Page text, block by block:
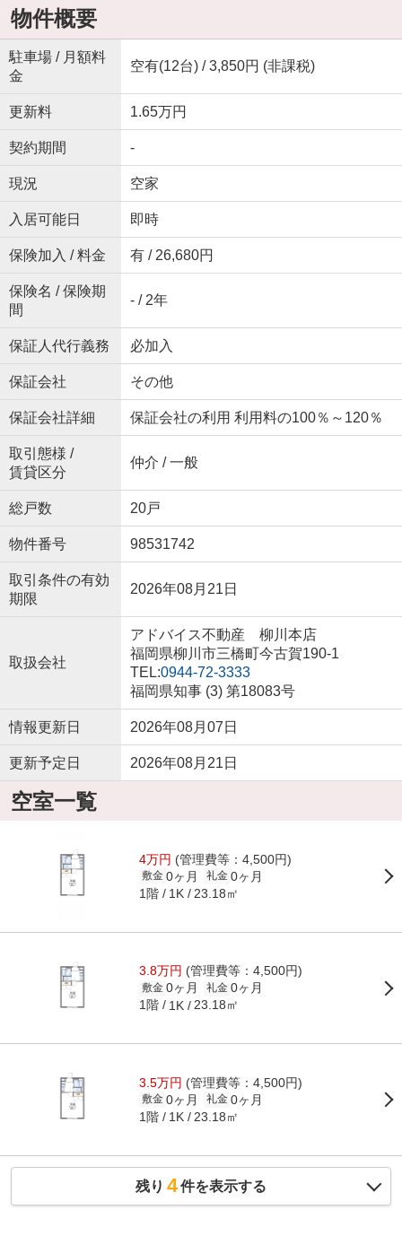
物件概要
駐車場 / 月額料
金
空有(12台) / 3,850円 (非課税)
更新料 1.65万円
契約期間 -
現況 空家
入居可能日 即時
保険加入 / 料金 有 / 26,680円
保険名 / 保険期
間
- / 2年
保証人代行義務 必加入
保証会社 その他
保証会社詳細 保証会社の利用 利用料の100％～120％
取引態様 /
賃貸区分
仲介 / 一般
総戸数 20戸
物件番号 98531742
取引条件の有効
期限
2026年08月21日
取扱会社
アドバイス不動産 柳川本店
福岡県柳川市三橋町今古賀190-1
TEL:0944-72-3333
福岡県知事 (3) 第18083号
情報更新日 2026年08月07日
更新予定日 2026年08月21日
空室一覧
4万円 (管理費等：4,500円)
敷金 0ヶ月 礼金 0ヶ月
1階 1K 23.18㎡
3.8万円 (管理費等：4,500円)
敷金 0ヶ月 礼金 0ヶ月
1階 1K 23.18㎡
3.5万円 (管理費等：4,500円)
敷金 0ヶ月 礼金 0ヶ月
1階 1K 23.18㎡
残り 4件を表示する